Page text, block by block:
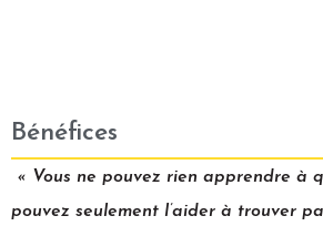
Bénéfices
« Vous ne pouvez rien apprendre à
pouvez seulement l’aider à trouver